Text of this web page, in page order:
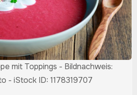
mit Toppings - Bildnachweis:
- iStock ID: 1178319707